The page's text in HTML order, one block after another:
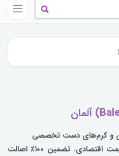
و کرم‌های دست تخصصی
باله آ، کیفیت آلمانی و قیمت اقتصادی. تضمین ۱۰۰٪ اصالت